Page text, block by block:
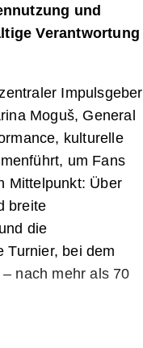
und
Verantwortung
Impulsgeber
Moguš, General
kulturelle
um Fans
Mittelpunkt: Über
breite
die
Turnier, bei dem
nach mehr als 70